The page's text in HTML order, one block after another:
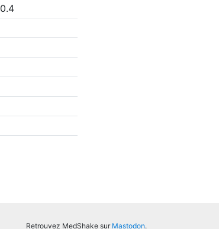
0.4
Retrouvez MedShake sur Mastodon.